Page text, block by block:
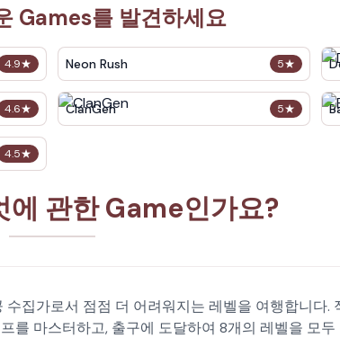
Games를 발견하세요
4.9★ 5★
Neon Rush
4.6★ 5★
ClanGen
4.5★
관한 Game인가요?
집가로서 점점 더 어려워지는 레벨을 여행합니다.
를 마스터하고, 출구에 도달하여 8개의 레벨을 모두